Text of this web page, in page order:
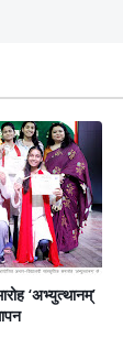
‘अभ्युत्थानम्’